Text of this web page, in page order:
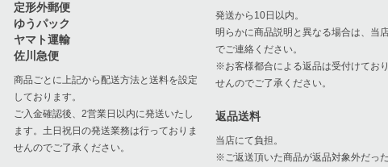
定形外郵便
ゆうパック
ヤマト運輸
佐川急便
商品ごとに上記から配送方法と送料を設定
しております。
ご入金確認後、2営業日以内に発送いたし
ます。土日祝日の発送業務は行っておりま
せんのでご了承ください。
発送から10日以内。
明らかに商品説明と異なる場合は、当
でご連絡ください。
※お客様都合による返品は受付けてお
せんのでご了承ください。
返品送料
当店にて負担。
※ご返送頂いた商品が返品対象外だっ